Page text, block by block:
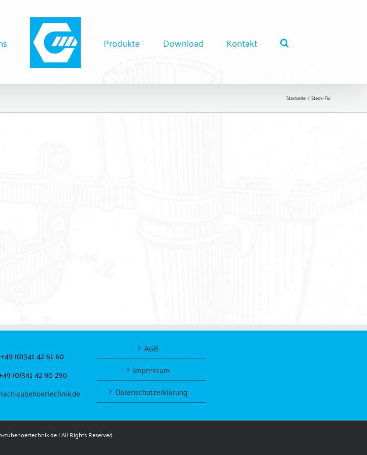
Produkte Download Kontakt
Startseite Steck-Fix
(0)341 42 61 60
(0)341 42 90 290
zubehoertechnik.de
AGB
Impressum
Datenschutzerklärung
zubehoertechnik.de| All Rights Reserved